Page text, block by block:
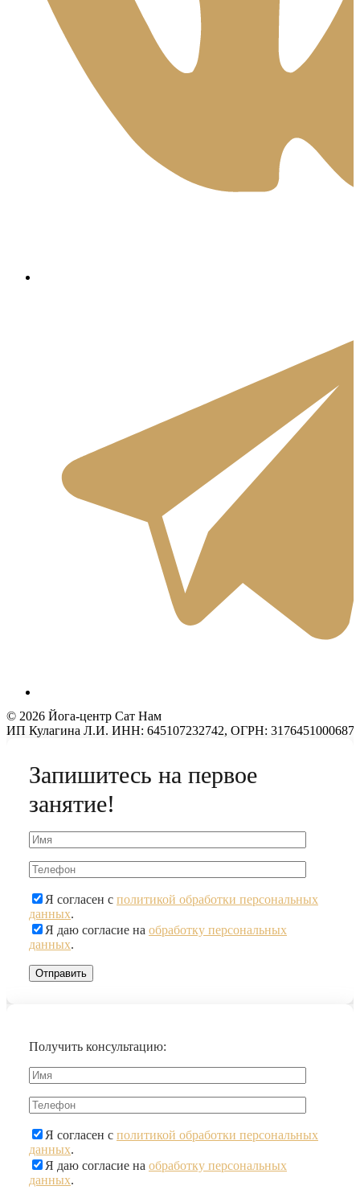
© 2026 Йога-центр Сат Нам
ИП Кулагина Л.И. ИНН: 645107232742, ОГРН:
Запишитесь на первое
занятие!
Я согласен с политикой обработки персональных
данных.
Я даю согласие на обработку персональных
данных.
Получить консультацию:
Я согласен с политикой обработки персональных
данных.
Я даю согласие на обработку персональных
данных.